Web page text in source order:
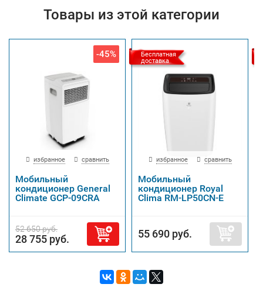
Товары из этой категории
-45%
избранное сравнить
Мобильный
кондиционер General
Climate GCP-09CRA
52 650 руб.
28 755 руб.
Бесплатная
доставка
избранное сравнить
Мобильный
кондиционер Royal
Clima RM-LP50CN-E
55 690 руб.